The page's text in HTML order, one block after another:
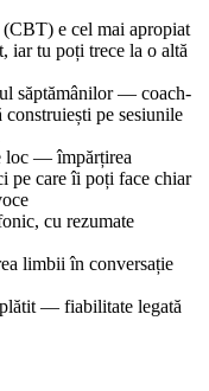
e cel mai apropiat
iar tu poți trece la o altă
săptămânilor — coach-
construiești pe sesiunile
loc — împărțirea
pe care îi poți face chiar
cu rezumate
limbii în conversație
— fiabilitate legată